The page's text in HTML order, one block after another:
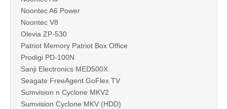
Noontec A6 Power
Noontec V8
Olevia ZP-530
Patriot Memory Patriot Box Office
Prodigi PD-100N
Sanji Electronics MED500X
Seagate FreeAgent GoFlex TV
Sumvision n Cyclone MKV2
Sumvision Cyclone MKV (HDD)